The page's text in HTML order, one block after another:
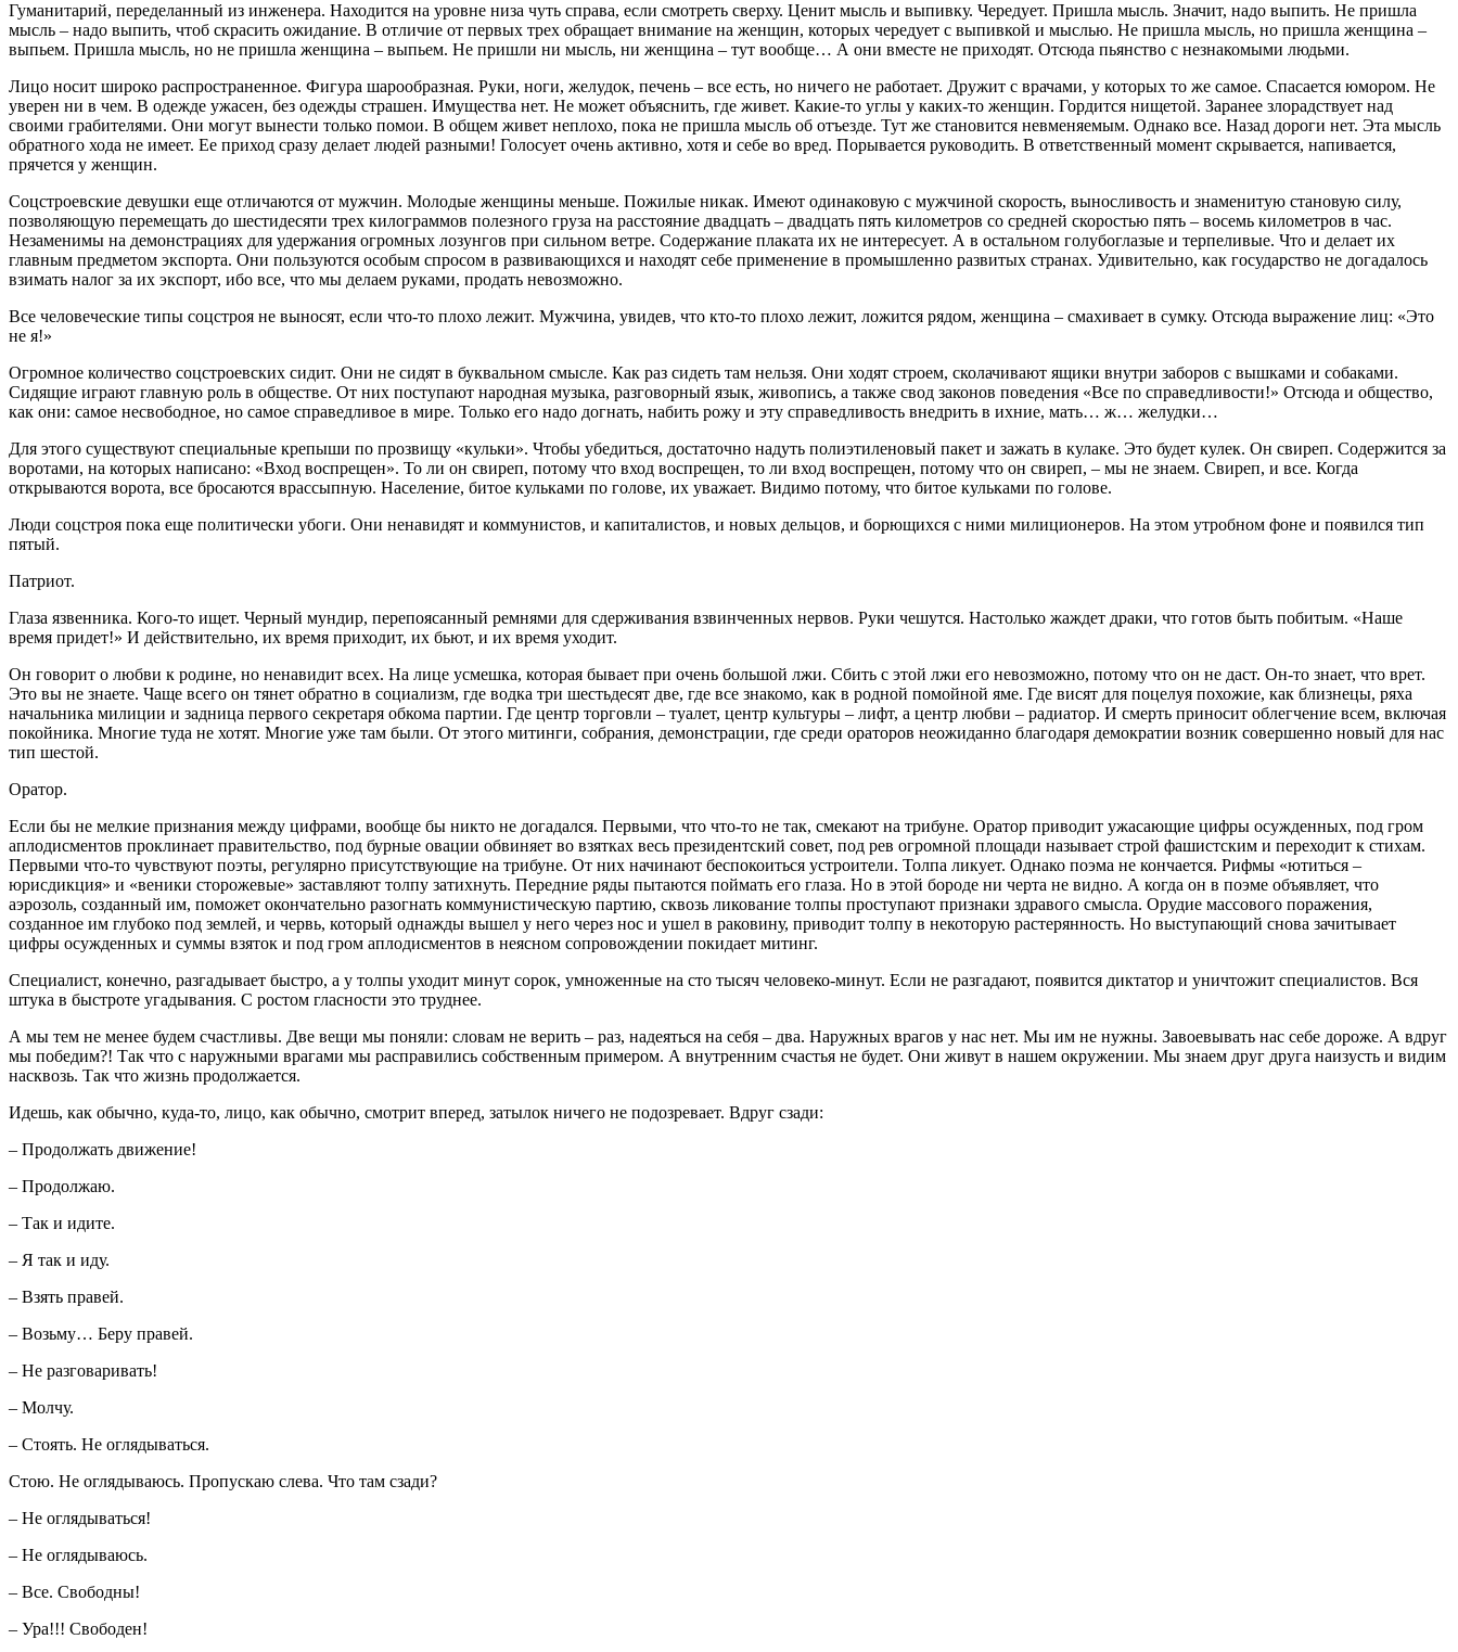
Гуманитарий, переделанный из инженера. Находится на уровне низа чуть справа, если смотреть сверху. Ценит мысль и выпивку. Чередует. Пришла мысль. Значит, надо выпить. Не пришла
мысль – надо выпить, чтоб скрасить ожидание. В отличие от первых трех обращает внимание на женщин, которых чередует с выпивкой и мыслью. Не пришла мысль, но пришла женщина –
выпьем. Пришла мысль, но не пришла женщина – выпьем. Не пришли ни мысль, ни женщина – тут вообще… А они вместе не приходят. Отсюда пьянство с незнакомыми людьми.
Лицо носит широко распространенное. Фигура шарообразная. Руки, ноги, желудок, печень – все есть, но ничего не работает. Дружит с врачами, у которых то же самое. Спасается юмором. Не
уверен ни в чем. В одежде ужасен, без одежды страшен. Имущества нет. Не может объяснить, где живет. Какие-то углы у каких-то женщин. Гордится нищетой. Заранее злорадствует над
своими грабителями. Они могут вынести только помои. В общем живет неплохо, пока не пришла мысль об отъезде. Тут же становится невменяемым. Однако все. Назад дороги нет. Эта мысль
обратного хода не имеет. Ее приход сразу делает людей разными! Голосует очень активно, хотя и себе во вред. Порывается руководить. В ответственный момент скрывается, напивается,
прячется у женщин.
Соцстроевские девушки еще отличаются от мужчин. Молодые женщины меньше. Пожилые никак. Имеют одинаковую с мужчиной скорость, выносливость и знаменитую становую силу,
позволяющую перемещать до шестидесяти трех килограммов полезного груза на расстояние двадцать – двадцать пять километров со средней скоростью пять – восемь километров в час.
Незаменимы на демонстрациях для удержания огромных лозунгов при сильном ветре. Содержание плаката их не интересует. А в остальном голубоглазые и терпеливые. Что и делает их
главным предметом экспорта. Они пользуются особым спросом в развивающихся и находят себе применение в промышленно развитых странах. Удивительно, как государство не догадалось
взимать налог за их экспорт, ибо все, что мы делаем руками, продать невозможно.
Все человеческие типы соцстроя не выносят, если что-то плохо лежит. Мужчина, увидев, что кто-то плохо лежит, ложится рядом, женщина – смахивает в сумку. Отсюда выражение лиц: «Это
не я!»
Огромное количество соцстроевских сидит. Они не сидят в буквальном смысле. Как раз сидеть там нельзя. Они ходят строем, сколачивают ящики внутри заборов с вышками и собаками.
Сидящие играют главную роль в обществе. От них поступают народная музыка, разговорный язык, живопись, а также свод законов поведения «Все по справедливости!» Отсюда и общество,
как они: самое несвободное, но самое справедливое в мире. Только его надо догнать, набить рожу и эту справедливость внедрить в ихние, мать… ж… желудки…
Для этого существуют специальные крепыши по прозвищу «кульки». Чтобы убедиться, достаточно надуть полиэтиленовый пакет и зажать в кулаке. Это будет кулек. Он свиреп. Содержится за
воротами, на которых написано: «Вход воспрещен». То ли он свиреп, потому что вход воспрещен, то ли вход воспрещен, потому что он свиреп, – мы не знаем. Свиреп, и все. Когда
открываются ворота, все бросаются врассыпную. Население, битое кульками по голове, их уважает. Видимо потому, что битое кульками по голове.
Люди соцстроя пока еще политически убоги. Они ненавидят и коммунистов, и капиталистов, и новых дельцов, и борющихся с ними милиционеров. На этом утробном фоне и появился тип
пятый.
Патриот.
Глаза язвенника. Кого-то ищет. Черный мундир, перепоясанный ремнями для сдерживания взвинченных нервов. Руки чешутся. Настолько жаждет драки, что готов быть побитым. «Наше
время придет!» И действительно, их время приходит, их бьют, и их время уходит.
Он говорит о любви к родине, но ненавидит всех. На лице усмешка, которая бывает при очень большой лжи. Сбить с этой лжи его невозможно, потому что он не даст. Он-то знает, что врет.
Это вы не знаете. Чаще всего он тянет обратно в социализм, где водка три шестьдесят две, где все знакомо, как в родной помойной яме. Где висят для поцелуя похожие, как близнецы, ряха
начальника милиции и задница первого секретаря обкома партии. Где центр торговли – туалет, центр культуры – лифт, а центр любви – радиатор. И смерть приносит облегчение всем, включая
покойника. Многие туда не хотят. Многие уже там были. От этого митинги, собрания, демонстрации, где среди ораторов неожиданно благодаря демократии возник совершенно новый для нас
тип шестой.
Оратор.
Если бы не мелкие признания между цифрами, вообще бы никто не догадался. Первыми, что что-то не так, смекают на трибуне. Оратор приводит ужасающие цифры осужденных, под гром
аплодисментов проклинает правительство, под бурные овации обвиняет во взятках весь президентский совет, под рев огромной площади называет строй фашистским и переходит к стихам.
Первыми что-то чувствуют поэты, регулярно присутствующие на трибуне. От них начинают беспокоиться устроители. Толпа ликует. Однако поэма не кончается. Рифмы «ютиться –
юрисдикция» и «веники сторожевые» заставляют толпу затихнуть. Передние ряды пытаются поймать его глаза. Но в этой бороде ни черта не видно. А когда он в поэме объявляет, что
аэрозоль, созданный им, поможет окончательно разогнать коммунистическую партию, сквозь ликование толпы проступают признаки здравого смысла. Орудие массового поражения,
созданное им глубоко под землей, и червь, который однажды вышел у него через нос и ушел в раковину, приводит толпу в некоторую растерянность. Но выступающий снова зачитывает
цифры осужденных и суммы взяток и под гром аплодисментов в неясном сопровождении покидает митинг.
Специалист, конечно, разгадывает быстро, а у толпы уходит минут сорок, умноженные на сто тысяч человеко-минут. Если не разгадают, появится диктатор и уничтожит специалистов. Вся
штука в быстроте угадывания. С ростом гласности это труднее.
А мы тем не менее будем счастливы. Две вещи мы поняли: словам не верить – раз, надеяться на себя – два. Наружных врагов у нас нет. Мы им не нужны. Завоевывать нас себе дороже. А вдруг
мы победим?! Так что с наружными врагами мы расправились собственным примером. А внутренним счастья не будет. Они живут в нашем окружении. Мы знаем друг друга наизусть и видим
насквозь. Так что жизнь продолжается.
Идешь, как обычно, куда-то, лицо, как обычно, смотрит вперед, затылок ничего не подозревает. Вдруг сзади:
– Продолжать движение!
– Продолжаю.
– Так и идите.
– Я так и иду.
– Взять правей.
– Возьму… Беру правей.
– Не разговаривать!
– Молчу.
– Стоять. Не оглядываться.
Стою. Не оглядываюсь. Пропускаю слева. Что там сзади?
– Не оглядываться!
– Не оглядываюсь.
– Все. Свободны!
– Ура!!! Свободен!